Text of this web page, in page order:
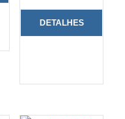
DETALHES